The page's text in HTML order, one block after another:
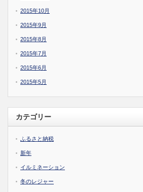
2015年10月
2015年9月
2015年8月
2015年7月
2015年6月
2015年5月
カテゴリー
ふるさと納税
新年
イルミネーション
冬のレジャー